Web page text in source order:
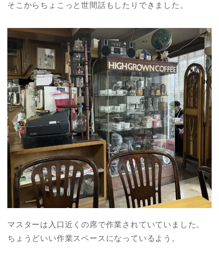
そこからちょこっと世間話もしたりできました。
マスターは入口近くの席で作業されていていました。
ちょうどいい作業スペースになっているよう。